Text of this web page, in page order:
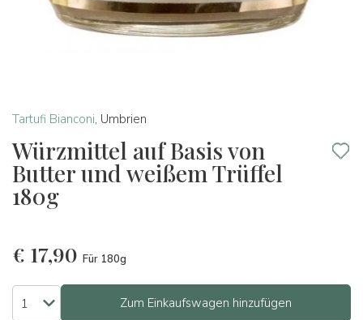
Tartufi Bianconi, Umbrien
Würzmittel auf Basis von
Butter und weißem Trüffel
180g
€ 17,90 Für 180g
Zum Einkaufswagen hinzufügen